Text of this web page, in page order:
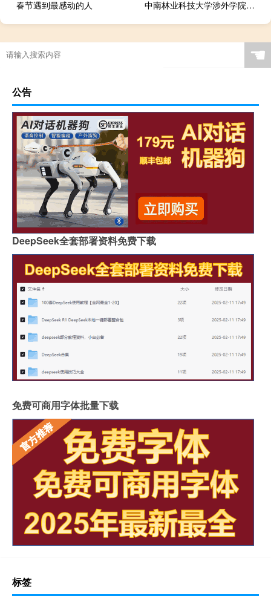
春节遇到最感动的人 中南林业科技大学涉外学院是公办还是民办
☚
公告
DeepSeek全套部署资料免费下载
免费可商用字体批量下载
标签